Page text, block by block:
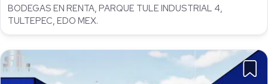
BODEGAS EN RENTA, PARQUE TULE INDUSTRIAL 4,
TULTEPEC, EDO MEX.